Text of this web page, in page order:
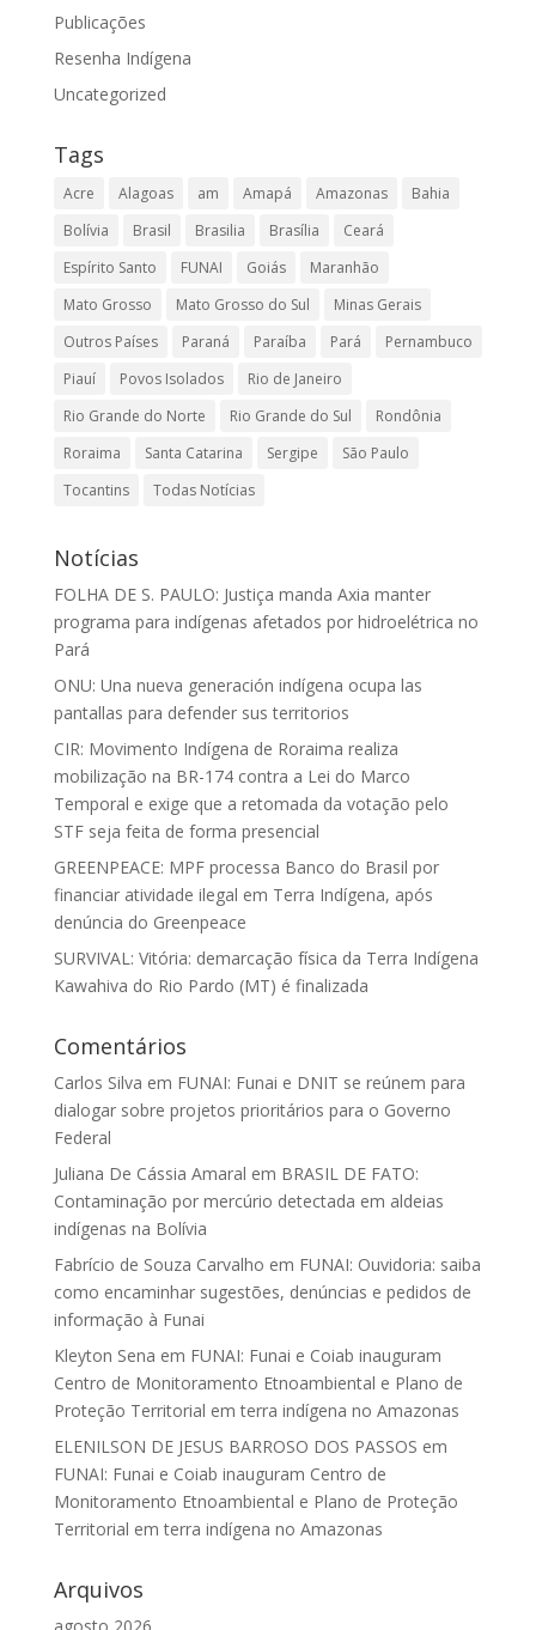
Publicações
Resenha Indígena
Uncategorized
Tags
Acre Alagoas am Amapá Amazonas
Bahia
Bolívia
Brasil Brasilia Brasília
Ceará
Espírito Santo
FUNAI Goiás
Maranhão
Mato Grosso
Mato Grosso do Sul
Minas Gerais
Outros Países
Paraná Paraíba Pará
Pernambuco
Piauí
Povos Isolados
Rio de Janeiro
Rio Grande do Norte
Rio Grande do Sul
Rondônia
Roraima
Santa Catarina Sergipe
São Paulo
Tocantins
Todas Notícias
Notícias
FOLHA DE S. PAULO: Justiça manda Axia manter
programa para indígenas afetados por hidroelétrica no
Pará
ONU: Una nueva generación indígena ocupa las
pantallas para defender sus territorios
CIR: Movimento Indígena de Roraima realiza
mobilização na BR-174 contra a Lei do Marco
Temporal e exige que a retomada da votação pelo
STF seja feita de forma presencial
GREENPEACE: MPF processa Banco do Brasil por
financiar atividade ilegal em Terra Indígena, após
denúncia do Greenpeace
SURVIVAL: Vitória: demarcação física da Terra Indígena
Kawahiva do Rio Pardo (MT) é finalizada
Comentários
Carlos Silva em FUNAI: Funai e DNIT se reúnem para
dialogar sobre projetos prioritários para o Governo
Federal
Juliana De Cássia Amaral em BRASIL DE FATO:
Contaminação por mercúrio detectada em aldeias
indígenas na Bolívia
Fabrício de Souza Carvalho em FUNAI: Ouvidoria: saiba
como encaminhar sugestões, denúncias e pedidos de
informação à Funai
Kleyton Sena em FUNAI: Funai e Coiab inauguram
Centro de Monitoramento Etnoambiental e Plano de
Proteção Territorial em terra indígena no Amazonas
ELENILSON DE JESUS BARROSO DOS PASSOS em
FUNAI: Funai e Coiab inauguram Centro de
Monitoramento Etnoambiental e Plano de Proteção
Territorial em terra indígena no Amazonas
Arquivos